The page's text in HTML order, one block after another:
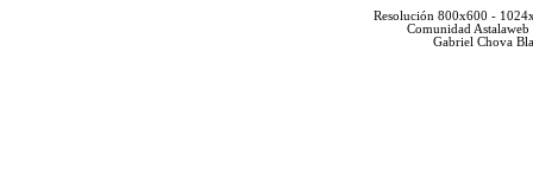
Resolución 800x600 -
Comunidad
Gabriel Chova